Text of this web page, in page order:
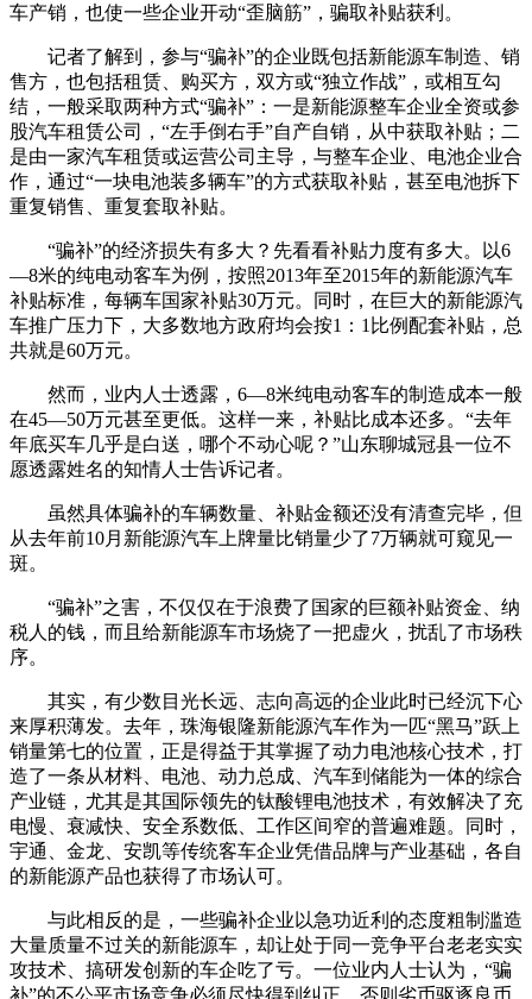
车产销，也使一些企业开动“歪脑筋”，骗取补贴获利。
记者了解到，参与“骗补”的企业既包括新能源车制造、销
售方，也包括租赁、购买方，双方或“独立作战”，或相互勾
结，一般采取两种方式“骗补”：一是新能源整车企业全资或参
股汽车租赁公司，“左手倒右手”自产自销，从中获取补贴；二
是由一家汽车租赁或运营公司主导，与整车企业、电池企业合
作，通过“一块电池装多辆车”的方式获取补贴，甚至电池拆下
重复销售、重复套取补贴。
“骗补”的经济损失有多大？先看看补贴力度有多大。以6
—8米的纯电动客车为例，按照2013年至2015年的新能源汽车
补贴标准，每辆车国家补贴30万元。同时，在巨大的新能源汽
车推广压力下，大多数地方政府均会按1：1比例配套补贴，总
共就是60万元。
然而，业内人士透露，6—8米纯电动客车的制造成本一般
在45—50万元甚至更低。这样一来，补贴比成本还多。“去年
年底买车几乎是白送，哪个不动心呢？”山东聊城冠县一位不
愿透露姓名的知情人士告诉记者。
虽然具体骗补的车辆数量、补贴金额还没有清查完毕，但
从去年前10月新能源汽车上牌量比销量少了7万辆就可窥见一
斑。
“骗补”之害，不仅仅在于浪费了国家的巨额补贴资金、纳
税人的钱，而且给新能源车市场烧了一把虚火，扰乱了市场秩
序。
其实，有少数目光长远、志向高远的企业此时已经沉下心
来厚积薄发。去年，珠海银隆新能源汽车作为一匹“黑马”跃上
销量第七的位置，正是得益于其掌握了动力电池核心技术，打
造了一条从材料、电池、动力总成、汽车到储能为一体的综合
产业链，尤其是其国际领先的钛酸锂电池技术，有效解决了充
电慢、衰减快、安全系数低、工作区间窄的普遍难题。同时，
宇通、金龙、安凯等传统客车企业凭借品牌与产业基础，各自
的新能源产品也获得了市场认可。
与此相反的是，一些骗补企业以急功近利的态度粗制滥造
大量质量不过关的新能源车，却让处于同一竞争平台老老实实
攻技术、搞研发创新的车企吃了亏。一位业内人士认为，“骗
补”的不公平市场竞争必须尽快得到纠正，否则劣币驱逐良币